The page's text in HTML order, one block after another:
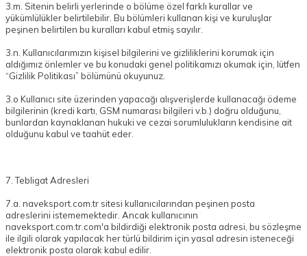
3.m. Sitenin belirli yerlerinde o bölüme özel farklı kurallar ve
yükümlülükler belirtilebilir. Bu bölümleri kullanan kişi ve kuruluşlar
peşinen belirtilen bu kuralları kabul etmiş sayılır.
3.n. Kullanıcılarımızın kişisel bilgilerini ve gizliliklerini korumak için
aldığımız önlemler ve bu konudaki genel politikamızı okumak için, lütfen
“Gizlilik Politikası” bölümünü okuyunuz.
3.o Kullanıcı site üzerinden yapacağı alışverişlerde kullanacağı ödeme
bilgilerinin (kredi kartı, GSM numarası bilgileri v.b.) doğru olduğunu,
bunlardan kaynaklanan hukuki ve cezai sorumlulukların kendisine ait
olduğunu kabul ve taahüt eder.
7. Tebligat Adresleri
7.a. naveksport.com.tr sitesi kullanıcılarından peşinen posta
adreslerini istememektedir. Ancak kullanıcının
naveksport.com.tr.com'a bildirdiği elektronik posta adresi, bu sözleşme
ile ilgili olarak yapılacak her türlü bildirim için yasal adresin isteneceği
elektronik posta olarak kabul edilir.